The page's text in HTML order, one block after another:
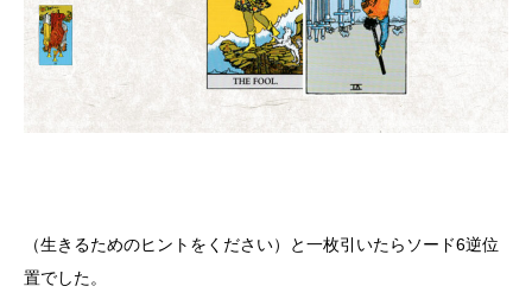
（生きるためのヒントをください）と一枚引いたらソード6逆位
置でした。